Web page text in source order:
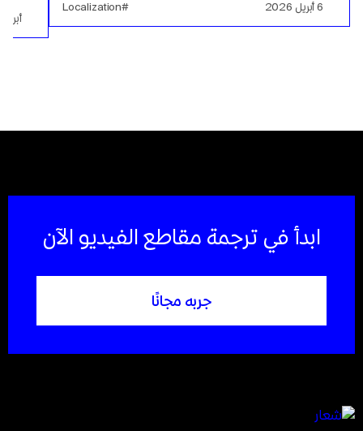
6 أبريل 2026 #Localization
أبريل 23, 2025
ابدأ في ترجمة مقاطع الفيديو الآن
جربه مجانًا